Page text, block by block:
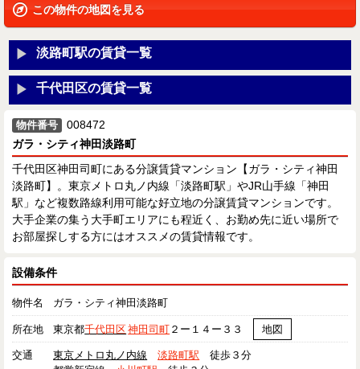
この物件の地図を見る
淡路町駅の賃貸一覧
千代田区の賃貸一覧
物件番号
008472
ガラ・シティ神田淡路町
千代田区神田司町にある分譲賃貸マンション【ガラ・シティ神田
淡路町】。東京メトロ丸ノ内線「淡路町駅」やJR山手線「神田
駅」など複数路線利用可能な好立地の分譲賃貸マンションです。
大手企業の集う大手町エリアにも程近く、お勤め先に近い場所で
お部屋探しする方にはオススメの賃貸情報です。
設備条件
物件名 ガラ・シティ神田淡路町
所在地 東京都千代田区神田司町 ２ー１４ー３３ 地図
交通 東京メトロ丸ノ内線 淡路町駅 徒歩３分